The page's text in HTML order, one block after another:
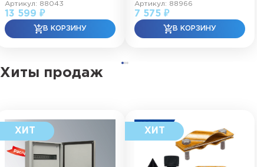
Артикул: 88043
13 599 ₽
Артикул: 88966
7 575 ₽
Хиты продаж